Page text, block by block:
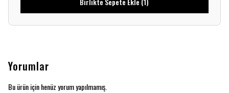
Yorumlar
Bu ürün için henüz yorum yapılmamış.